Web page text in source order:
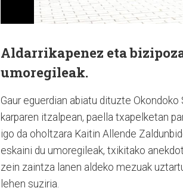
Aldarrikapenez eta
umoregileak.
Gaur eguerdian abiatu dituzte
karparen itzalpean, paella txapelketan
igo da oholtzara Kaitin Allende
eskaini du umoregileak, txikitako
zein zaintza lanen aldeko mezuak
lehen suziria.